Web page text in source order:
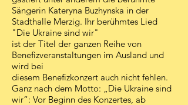
Sängerin Kateryna Buzhynska in der
Stadthalle Merzig. Ihr berühmtes Lied
"Die Ukraine sind wir"
ist der Titel der ganzen Reihe von
Benefizveranstaltungen im Ausland und
wird bei
diesem Benefizkonzert auch nicht fehlen.
Ganz nach dem Motto: „Die Ukraine sind
wir“: Vor Beginn des Konzertes, ab